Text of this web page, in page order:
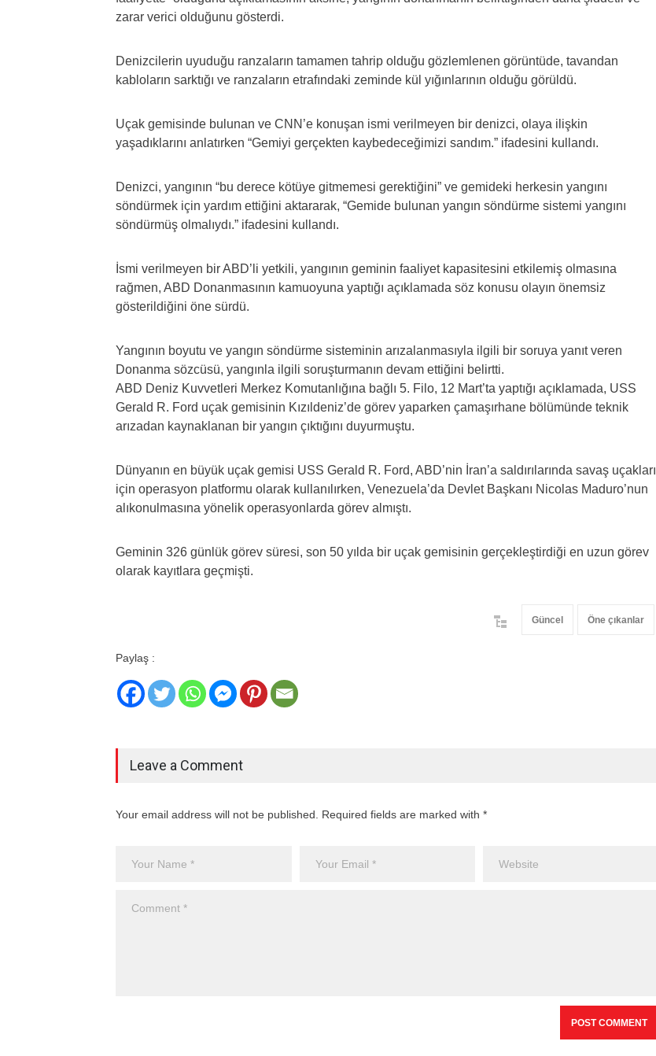
zarar verici olduğunu gösterdi.
Denizcilerin uyuduğu ranzaların tamamen tahrip olduğu gözlemlenen görüntüde, tavandan
kabloların sarktığı ve ranzaların etrafındaki zeminde kül yığınlarının olduğu görüldü.
Uçak gemisinde bulunan ve CNN’e konuşan ismi verilmeyen bir denizci, olaya ilişkin
yaşadıklarını anlatırken “Gemiyi gerçekten kaybedeceğimizi sandım.” ifadesini kullandı.
Denizci, yangının “bu derece kötüye gitmemesi gerektiğini” ve gemideki herkesin yangını
söndürmek için yardım ettiğini aktararak, “Gemide bulunan yangın söndürme sistemi yangını
söndürmüş olmalıydı.” ifadesini kullandı.
İsmi verilmeyen bir ABD’li yetkili, yangının geminin faaliyet kapasitesini etkilemiş olmasına
rağmen, ABD Donanmasının kamuoyuna yaptığı açıklamada söz konusu olayın önemsiz
gösterildiğini öne sürdü.
Yangının boyutu ve yangın söndürme sisteminin arızalanmasıyla ilgili bir soruya yanıt veren
Donanma sözcüsü, yangınla ilgili soruşturmanın devam ettiğini belirtti.
ABD Deniz Kuvvetleri Merkez Komutanlığına bağlı 5. Filo, 12 Mart’ta yaptığı açıklamada, USS
Gerald R. Ford uçak gemisinin Kızıldeniz’de görev yaparken çamaşırhane bölümünde teknik
arızadan kaynaklanan bir yangın çıktığını duyurmuştu.
Dünyanın en büyük uçak gemisi USS Gerald R. Ford, ABD’nin İran’a saldırılarında savaş uçakları
için operasyon platformu olarak kullanılırken, Venezuela’da Devlet Başkanı Nicolas Maduro’nun
alıkonulmasına yönelik operasyonlarda görev almıştı.
Geminin 326 günlük görev süresi, son 50 yılda bir uçak gemisinin gerçekleştirdiği en uzun görev
olarak kayıtlara geçmişti.
Güncel Öne çıkanlar
Paylaş :
Leave a Comment
Your email address will not be published. Required fields are marked with *